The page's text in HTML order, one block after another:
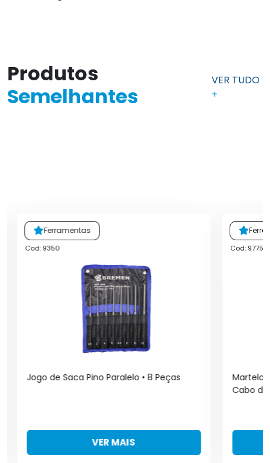
Produtos
Semelhantes
VER TUDO
+
Ferramentas
Cod: 9350
Jogo de Saca Pino Paralelo • 8 Peças
VER MAIS
Cod: 9775
Martelo
Cabo de